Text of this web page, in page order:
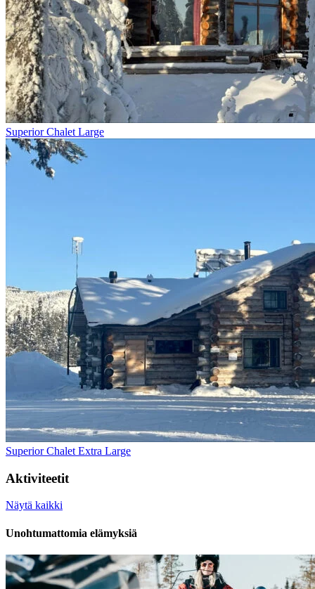
Superior Chalet Large
Superior Chalet Extra Large
Aktiviteetit
Näytä kaikki
Unohtumattomia elämyksiä